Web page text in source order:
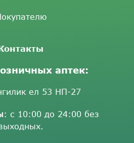
аптек:
ел 53 НП-27
: с 10:00 до 24:00 без